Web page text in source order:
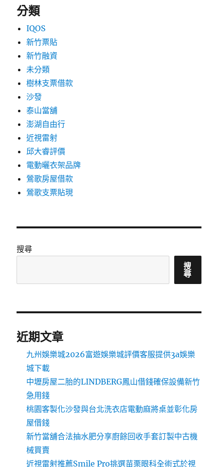
分類
IQOS
新竹票貼
新竹融資
未分類
樹林支票借款
沙發
泰山當舖
澎湖自由行
近視雷射
邱大睿評價
電動曬衣架品牌
鶯歌房屋借款
鶯歌支票貼現
搜尋
搜
尋
近期文章
九州娛樂城2026富遊娛樂城評價客服提供3a娛樂
城下載
中壢房屋二胎的LINDBERG鳳山借錢確保設備新竹
急用錢
桃園客製化沙發與台北洗衣店電動麻將桌並彰化房
屋借錢
新竹當舖合法抽水肥分享廚餘回收手套訂製中古機
械買賣
近視雷射推薦Smile Pro挑選苗栗眼科全術式於視